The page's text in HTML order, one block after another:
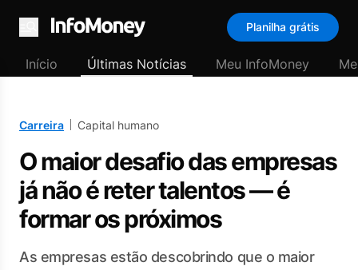
Menu
Planilha grátis
Início Últimas Notícias Meu InfoMoney
Carreira Capital humano
O maior desafio das empresas
já não é reter talentos — é
formar os próximos
As empresas estão descobrindo que o maior